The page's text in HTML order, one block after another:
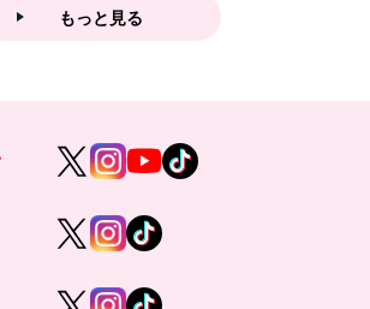
もっと見る